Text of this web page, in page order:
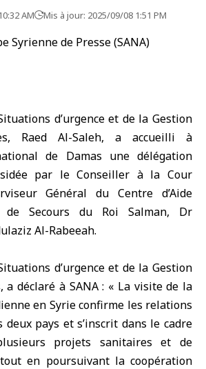
AM Mis à jour: 2025/09/08 1:51 PM
d’urgence et de la Gestion
Raed Al-Saleh, a accueilli à
de Damas une délégation
par le Conseiller à la Cour
Général du Centre d’Aide
de Secours du Roi Salman, Dr
Al-Rabeeah.
d’urgence et de la Gestion
a déclaré à SANA : « La visite de la
en Syrie confirme les relations
pays et s’inscrit dans le cadre
projets sanitaires et de
en poursuivant la coopération